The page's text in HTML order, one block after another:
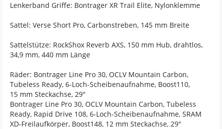
Lenkerband Griffe: Bontrager XR Trail Elite, Nylonklemme
Sattel: Verse Short Pro, Carbonstreben, 145 mm Breite
Sattelstütze: RockShox Reverb AXS, 150 mm Hub, drahtlos,
34,9 mm, 440 mm Länge
Räder: Bontrager Line Pro 30, OCLV Mountain Carbon,
Tubeless Ready, 6-Loch-Scheibenaufnahme, Boost110,
15 mm Steckachse, 29"
Bontrager Line Pro 30, OCLV Mountain Carbon, Tubeless
Ready, Rapid Drive 108, 6-Loch-Scheibenaufnahme, SRAM
XD-Freilaufkörper, Boost148, 12 mm Steckachse, 29"